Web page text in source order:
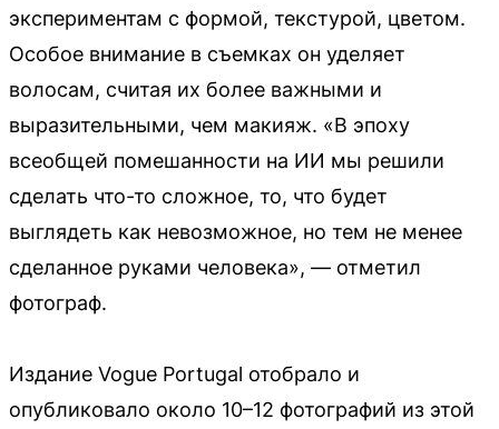
экспериментам с формой, текстурой, цветом.
Особое внимание в съемках он уделяет
волосам, считая их более важными и
выразительными, чем макияж. «В эпоху
всеобщей помешанности на ИИ мы решили
сделать что-то сложное, то, что будет
выглядеть как невозможное, но тем не менее
сделанное руками человека», — отметил
фотограф.
Издание Vogue Portugal отобрало и
опубликовало около 10–12 фотографий из этой